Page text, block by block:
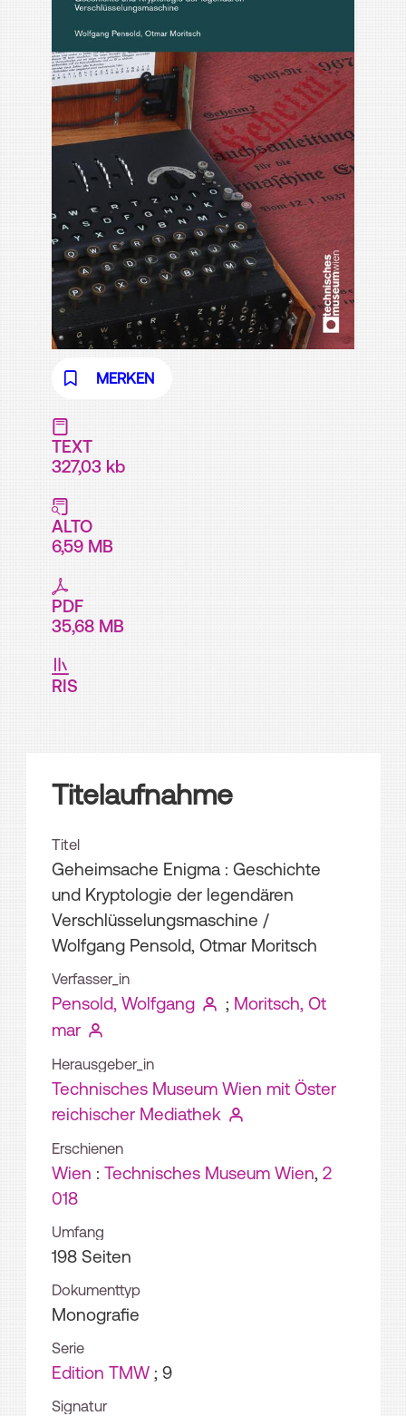
MERKEN
TEXT
327,03 kb
ALTO
6,59 MB
PDF
35,68 MB
RIS
Titelaufnahme
Titel
Geheimsache Enigma : Geschichte
und Kryptologie der legendären
Verschlüsselungsmaschine /
Wolfgang Pensold, Otmar Moritsch
Verfasser_in
Pensold, Wolfgang ; Moritsch, Ot
mar
Herausgeber_in
Technisches Museum Wien mit Öster
reichischer Mediathek
Erschienen
Wien : Technisches Museum Wien, 2
018
Umfang
198 Seiten
Dokumenttyp
Monografie
Serie
Edition TMW ; 9
Signatur